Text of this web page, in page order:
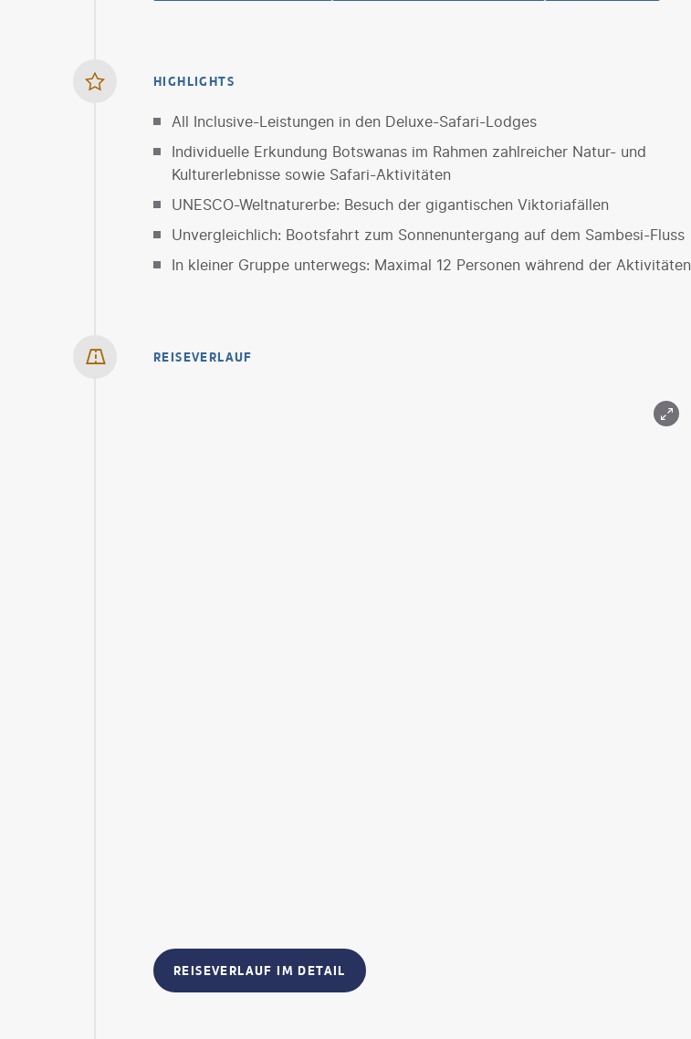
HIGHLIGHTS
All Inclusive-Leistungen in den Deluxe-Safari-Lodges
Individuelle Erkundung Botswanas im Rahmen zahlreicher Natur- und
Kulturerlebnisse sowie Safari-Aktivitäten
UNESCO-Weltnaturerbe: Besuch der gigantischen Viktoriafällen
Unvergleichlich: Bootsfahrt zum Sonnenuntergang auf dem Sambesi-Fluss
In kleiner Gruppe unterwegs: Maximal 12 Personen während der Aktivitäten
REISEVERLAUF
REISEVERLAUF IM DETAIL